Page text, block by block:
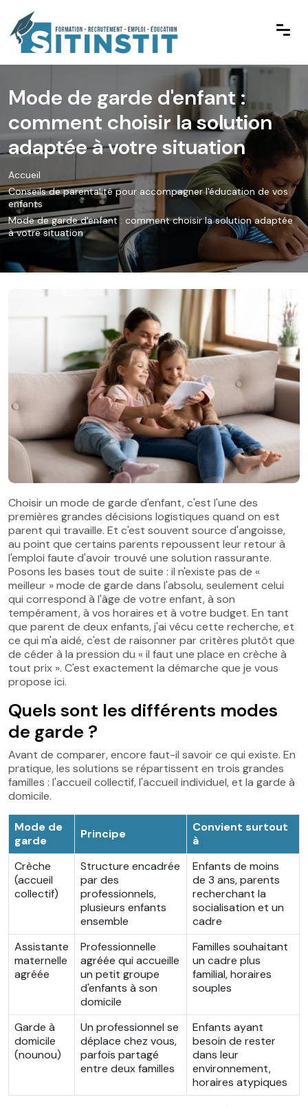
Mode de garde d'enfant :
comment choisir la solution
adaptée à votre situation
Accueil
Conseils de parentalité pour accompagner l'éducation de vos
enfants
Mode de garde d'enfant : comment choisir la solution adaptée
à votre situation
Choisir un mode de garde d'enfant, c'est l'une des
premières grandes décisions logistiques quand on est
parent qui travaille. Et c'est souvent source d'angoisse,
au point que certains parents repoussent leur retour à
l'emploi faute d'avoir trouvé une solution rassurante.
Posons les bases tout de suite : il n'existe pas de «
meilleur » mode de garde dans l'absolu, seulement celui
qui correspond à l'âge de votre enfant, à son
tempérament, à vos horaires et à votre budget. En tant
que parent de deux enfants, j'ai vécu cette recherche, et
ce qui m'a aidé, c'est de raisonner par critères plutôt que
de céder à la pression du « il faut une place en crèche à
tout prix ». C'est exactement la démarche que je vous
propose ici.
Quels sont les différents modes
de garde ?
Avant de comparer, encore faut-il savoir ce qui existe. En
pratique, les solutions se répartissent en trois grandes
familles : l'accueil collectif, l'accueil individuel, et la garde à
domicile.
Mode de
garde
Principe
Convient surtout
à
Crèche
(accueil
collectif)
Structure encadrée
par des
professionnels,
plusieurs enfants
ensemble
Enfants de moins
de 3 ans, parents
recherchant la
socialisation et un
cadre
Assistante
maternelle
agréée
Professionnelle
agréée qui accueille
un petit groupe
d'enfants à son
domicile
Familles souhaitant
un cadre plus
familial, horaires
souples
Garde à
domicile
(nounou)
Un professionnel se
déplace chez vous,
parfois partagé
entre deux familles
Enfants ayant
besoin de rester
dans leur
environnement,
horaires atypiques